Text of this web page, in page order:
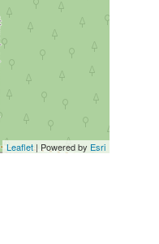
Leaflet| Powered by Esri